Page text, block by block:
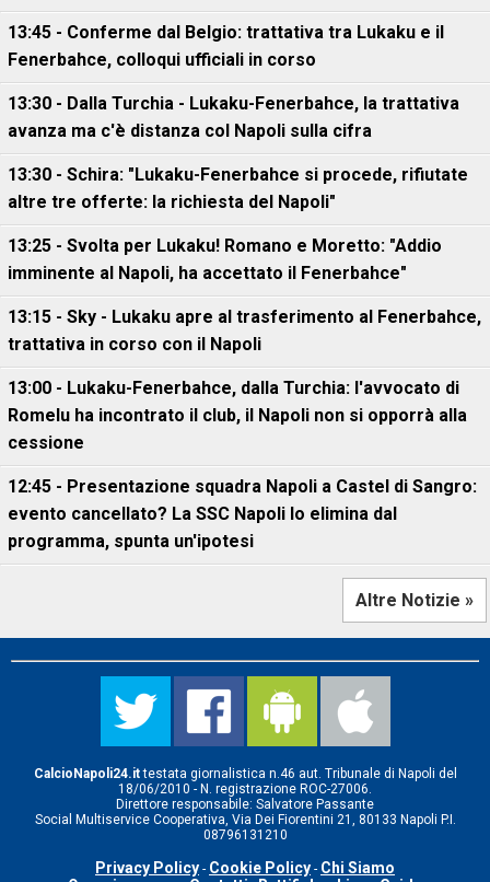
13:45 - Conferme dal Belgio: trattativa tra Lukaku e il
Fenerbahce, colloqui ufficiali in corso
13:30 - Dalla Turchia - Lukaku-Fenerbahce, la trattativa
avanza ma c'è distanza col Napoli sulla cifra
13:30 - Schira: "Lukaku-Fenerbahce si procede, rifiutate
altre tre offerte: la richiesta del Napoli"
13:25 - Svolta per Lukaku! Romano e Moretto: "Addio
imminente al Napoli, ha accettato il Fenerbahce"
13:15 - Sky - Lukaku apre al trasferimento al Fenerbahce,
trattativa in corso con il Napoli
13:00 - Lukaku-Fenerbahce, dalla Turchia: l'avvocato di
Romelu ha incontrato il club, il Napoli non si opporrà alla
cessione
12:45 - Presentazione squadra Napoli a Castel di Sangro:
evento cancellato? La SSC Napoli lo elimina dal
programma, spunta un'ipotesi
Altre Notizie »
CalcioNapoli24.ittestata giornalistica n.46 aut. Tribunale di Napoli del
18/06/2010 - N. registrazione ROC-27006.
Direttore responsabile: Salvatore Passante
Social Multiservice Cooperativa, Via Dei Fiorentini 21, 80133 Napoli P.I.
08796131210
Privacy Policy - Cookie Policy - Chi Siamo